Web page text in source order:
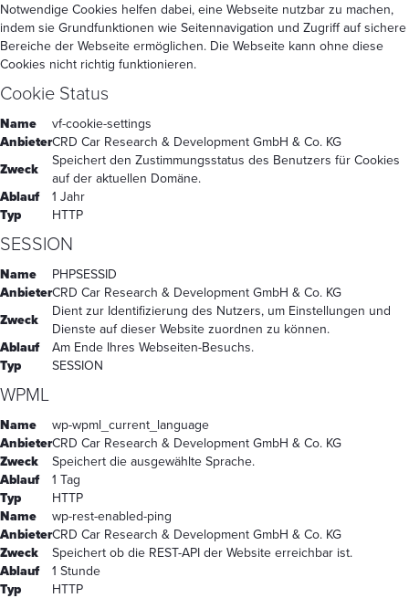
Notwendige Cookies helfen dabei, eine Webseite nutzbar zu machen,
indem sie Grundfunktionen wie Seitennavigation und Zugriff auf sichere
Bereiche der Webseite ermöglichen. Die Webseite kann ohne diese
Cookies nicht richtig funktionieren.
Cookie Status
Name
vf-cookie-settings
AnbieterCRD Car Research & Development GmbH & Co. KG
Zweck
Speichert den Zustimmungsstatus des Benutzers für Cookies
auf der aktuellen Domäne.
Ablauf
1 Jahr
Typ
HTTP
SESSION
Name
PHPSESSID
AnbieterCRD Car Research & Development GmbH & Co. KG
Zweck
Dient zur Identifizierung des Nutzers, um Einstellungen und
Dienste auf dieser Website zuordnen zu können.
Ablauf
Am Ende Ihres Webseiten-Besuchs.
Typ
SESSION
WPML
Name
wp-wpml_current_language
AnbieterCRD Car Research & Development GmbH & Co. KG
Zweck
Speichert die ausgewählte Sprache.
Ablauf
1 Tag
Typ
HTTP
Name
wp-rest-enabled-ping
AnbieterCRD Car Research & Development GmbH & Co. KG
Zweck
Speichert ob die REST-API der Website erreichbar ist.
Ablauf
1 Stunde
Typ
HTTP